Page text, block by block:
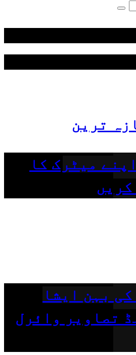
ترین
میٹرک کا
بہن ایشا
تصاویر وائرل